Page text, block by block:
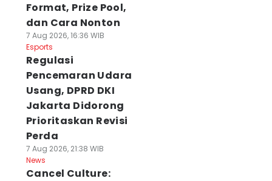
Format, Prize Pool,
dan Cara Nonton
7 Aug 2026, 16:36 WIB
Esports
Regulasi
Pencemaran Udara
Usang, DPRD DKI
Jakarta Didorong
Prioritaskan Revisi
Perda
7 Aug 2026, 21:38 WIB
News
Cancel Culture: